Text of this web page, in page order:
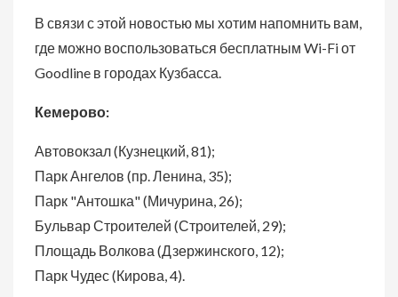
В связи с этой новостью мы хотим напомнить вам,
где можно воспользоваться бесплатным Wi-Fi от
Goodline в городах Кузбасса.
Кемерово:
Автовокзал (Кузнецкий, 81);
Парк Ангелов (пр. Ленина, 35);
Парк "Антошка" (Мичурина, 26);
Бульвар Строителей (Строителей, 29);
Площадь Волкова (Дзержинского, 12);
Парк Чудес (Кирова, 4).